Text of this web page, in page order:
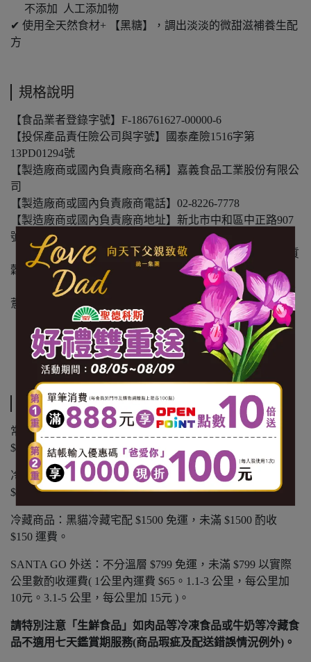
不添加 人工添加物
✔ 使用全天然食材+ 【黑糖】，調出淡淡的微甜滋補養生配
方
規格說明
【食品業者登錄字號】F-186761627-00000-6
【投保產品責任險公司與字號】國泰產險1516字第
13PD01294號
【製造廠商或國內負責廠商名稱】嘉義食品工業股份有限公
司
【製造廠商或國內負責廠商電話】02-8226-7778
【製造廠商或國內負責廠商地址】新北市中和區中正路907
號
【食物過敏原標示】此產品含有大豆、芝麻、堅果類及麩質
穀類製品
【內容物成份】黑糖、黑芝麻、糙米、黑豆、大麥、黑米、
薏仁、燕麥、當歸、發芽玄米、黑棗、黑木耳
【內容量(重量)】32g*24包 (768g/盒)
【保存期限(總效期)】720天
運送方式
常溫商品：黑貓常溫宅配 $1200 免運，未滿 $1200 酌收
$100 運費。
冷凍商品：黑貓冷凍宅配 $1500 免運，未滿 $1500 酌收
$150 運費。
冷藏商品：黑貓冷藏宅配 $1500 免運，未滿 $1500 酌收
$150 運費。
SANTA GO 外送：不分溫層 $799 免運，未滿 $799 以實際
公里數酌收運費( 1公里內運費 $65。1.1-3 公里，每公里加
10元。3.1-5 公里，每公里加 15元 )。
請特別注意「生鮮食品」如肉品等冷凍食品或牛奶等冷藏食
品不適用七天鑑賞期服務(商品瑕疵及配送錯誤情況例外)。